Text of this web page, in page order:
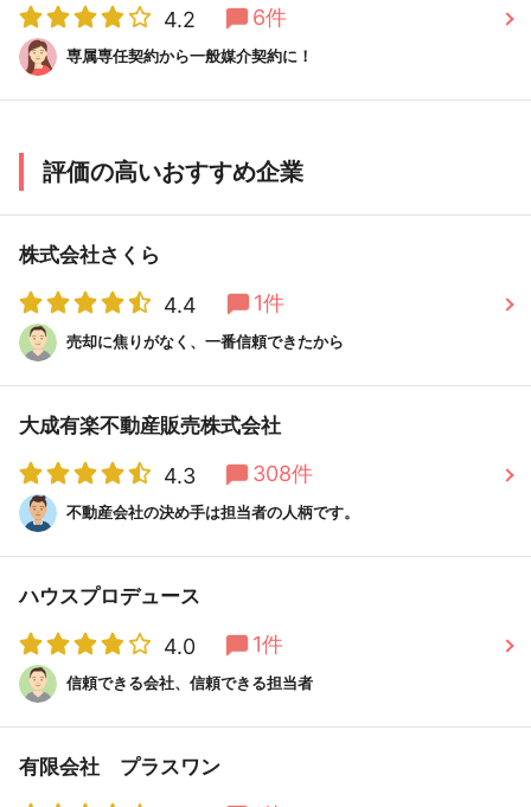
4.2 6件
専属専任契約から一般媒介契約に！
評価の高いおすすめ企業
株式会社さくら
4.4 1件
売却に焦りがなく、一番信頼できたから
大成有楽不動産販売株式会社
4.3 308件
不動産会社の決め手は担当者の人柄です。
ハウスプロデュース
4.0 1件
信頼できる会社、信頼できる担当者
有限会社 プラスワン